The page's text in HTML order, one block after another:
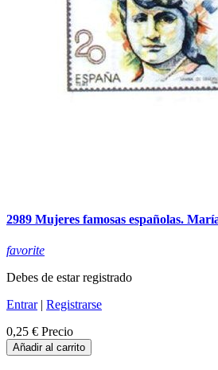
2989 Mujeres famosas españolas.
favorite
Debes de estar registrado
Entrar| Registrarse
0,25 € Precio
Añadir al carrito